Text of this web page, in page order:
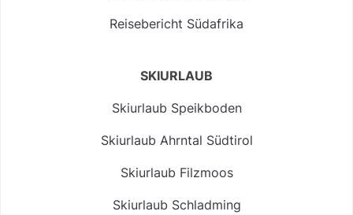
Reisebericht Südafrika
SKIURLAUB
Skiurlaub Speikboden
Skiurlaub Ahrntal Südtirol
Skiurlaub Filzmoos
Skiurlaub Schladming